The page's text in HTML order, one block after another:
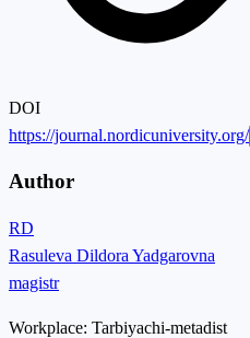
DOI
https://journal.nordicuniversity.org/
Author
RD
Rasuleva Dildora Yadgarovna
magistr
Workplace: Tarbiyachi-metadist